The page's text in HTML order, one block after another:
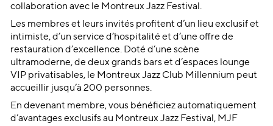
collaboration avec le Montreux Jazz Festival.
Les membres et leurs invités profitent d’un lieu exclusif et
intimiste, d’un service d’hospitalité et d’une offre de
restauration d’excellence. Doté d’une scène
ultramoderne, de deux grands bars et d’espaces lounge
VIP privatisables, le Montreux Jazz Club Millennium peut
accueillir jusqu’à 200 personnes.
En devenant membre, vous bénéficiez automatiquement
d’avantages exclusifs au Montreux Jazz Festival, MJF